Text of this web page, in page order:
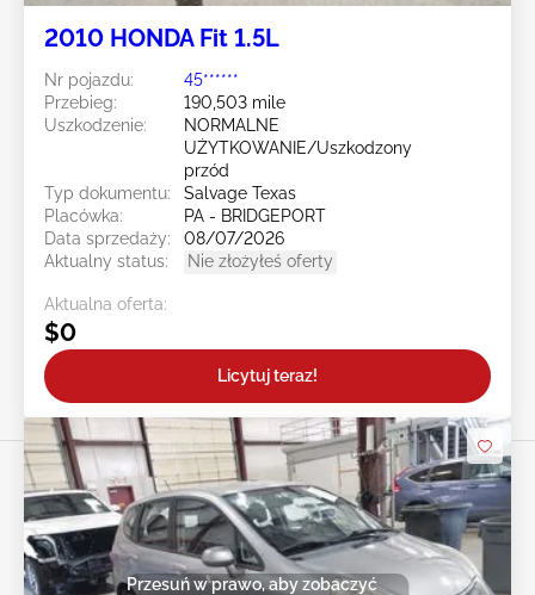
2010 HONDA Fit 1.5L
Nr pojazdu:
45******
Przebieg:
190,503 mile
Uszkodzenie:
NORMALNE
UŻYTKOWANIE/Uszkodzony
przód
Typ dokumentu:
Salvage Texas
Placówka:
PA - BRIDGEPORT
Data sprzedaży:
08/07/2026
Aktualny status:
Nie złożyłeś oferty
Aktualna oferta:
$0
Licytuj teraz!
Przesuń w prawo, aby zobaczyć